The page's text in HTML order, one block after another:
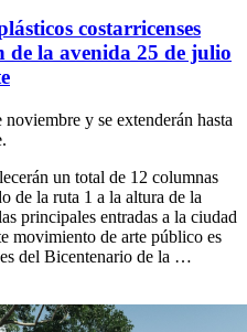
costarricenses
de la avenida 25 de julio
y se extenderán hasta
un total de 12 columnas
de la ruta 1 a la altura de la
principales entradas a la ciudad
movimiento de arte público es
del Bicentenario de la …